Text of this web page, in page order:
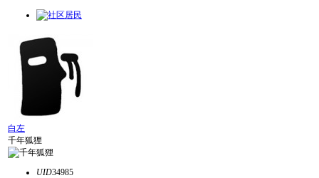
白左
千年狐狸
UID34985